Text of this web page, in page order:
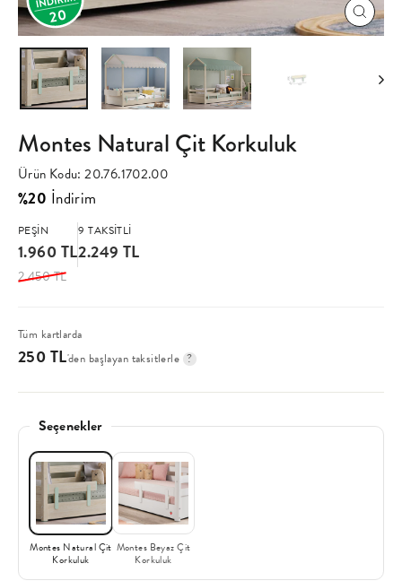
20 Kapat
(esc)
Montes Natural Çit Korkuluk
Ürün Kodu:20.76.1702.00
%20 İndirim
Üst
fiyatı
Satış
fiyatı
PEŞİN
1.960 TL
2.450 TL
9 TAKSİTLİ
2.249 TL
Tüm kartlarda
250 TL'den başlayan taksitlerle ?
Seçenekler
Montes Natural Çit
Korkuluk
Montes Beyaz Çit
Korkuluk